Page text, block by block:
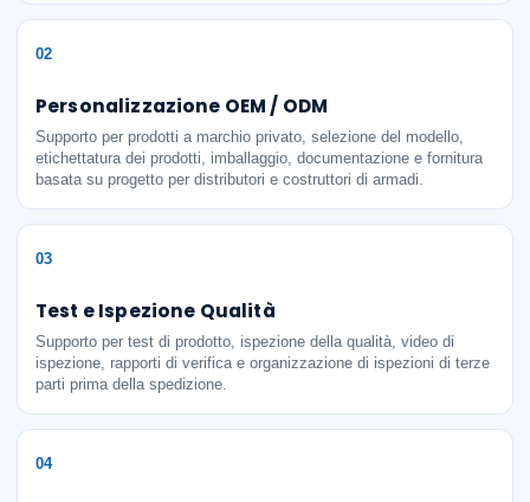
02
Personalizzazione OEM / ODM
Supporto per prodotti a marchio privato, selezione del modello,
etichettatura dei prodotti, imballaggio, documentazione e fornitura
basata su progetto per distributori e costruttori di armadi.
03
Test e Ispezione Qualità
Supporto per test di prodotto, ispezione della qualità, video di
ispezione, rapporti di verifica e organizzazione di ispezioni di terze
parti prima della spedizione.
04